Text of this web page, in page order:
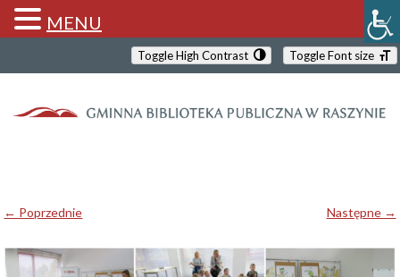
Toggle High Contrast Toggle Font size
← Poprzednie Następne →
MENU